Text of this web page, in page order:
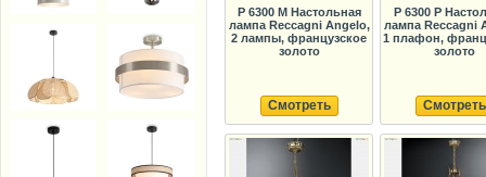
P 6300 M Настольная
лампа Reccagni Angelo,
2 лампы, французское
золото
Смотреть
P 6300 P
лампа Reccagni
1 плафон,
золото
Смотреть